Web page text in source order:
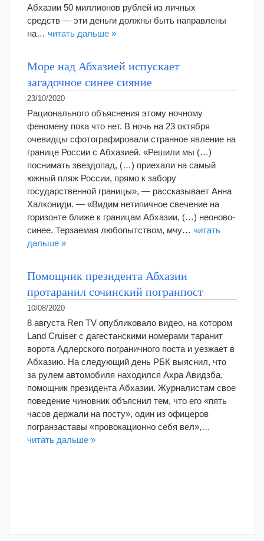
Абхазии 50 миллионов рублей из личных
средств — эти деньги должны быть направлены
на… читать дальше »
Море над Абхазией испускает
загадочное синее сияние
23/10/2020
Рационального объяснения этому ночному
феномену пока что нет. В ночь на 23 октября
очевидцы сфотографировали странное явление на
границе России с Абхазией. «Решили мы (…)
поснимать звездопад, (…) приехали на самый
южный пляж России, прямо к забору
государственной границы», — рассказывает Анна
Халкониди. — «Видим нетипичное свечение на
горизонте ближе к границам Абхазии, (…) неоново-
синее. Терзаемая любопытством, мчу… читать
дальше »
Помощник президента Абхазии
протаранил сочинский погранпост
10/08/2020
8 августа Ren TV опубликовало видео, на котором
Land Cruiser с дагестанскими номерами таранит
ворота Адлерского пограничного поста и уезжает в
Абхазию. На следующий день РБК выяснил, что
за рулем автомобиля находился Ахра Авидзба,
помощник президента Абхазии. Журналистам свое
поведение чиновник объяснил тем, что его «пять
часов держали на посту», один из офицеров
погранзаставы «провокационно себя вел»,…
читать дальше »